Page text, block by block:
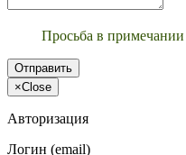
Просьба в примечании
Отправить
×Close
Авторизация
Логин (email)